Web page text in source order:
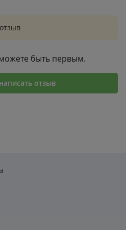
быть первым.
отзыв